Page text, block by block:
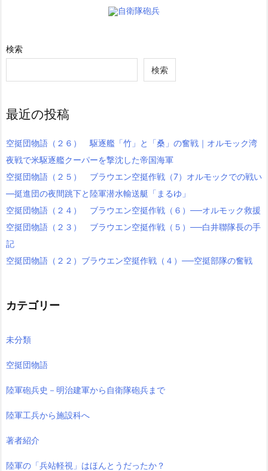
自衛隊砲兵
検索
検索
最近の投稿
空挺団物語（２６） 駆逐艦「竹」と「桑」の奮戦｜オルモック湾
夜戦で米駆逐艦クーパーを撃沈した帝国海軍
空挺団物語（２５） ブラウエン空挺作戦（7）オルモックでの戦い
―挺進団の夜間跳下と陸軍潜水輸送艇「まるゆ」
空挺団物語（２４） ブラウエン空挺作戦（６）──オルモック救援
空挺団物語（２３） ブラウエン空挺作戦（５）──白井聯隊長の手
記
空挺団物語（２２）ブラウエン空挺作戦（４）──空挺部隊の奮戦
カテゴリー
未分類
空挺団物語
陸軍砲兵史－明治建軍から自衛隊砲兵まで
陸軍工兵から施設科へ
著者紹介
陸軍の「兵站軽視」はほんとうだったか？